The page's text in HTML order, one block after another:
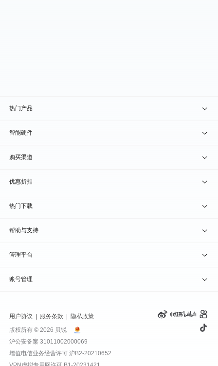
热门产品
贝锐向日葵 · 远程控制
贝锐蒲公英 · 异地组网
贝锐花生壳 · 动态域名
贝锐洋葱头 · 协作无间
智能硬件
贝锐向日葵硬件
贝锐蒲公英硬件
贝锐花生壳硬件
购买渠道
天猫旗舰店
京东旗舰店
优惠折扣
兑换码通道
教育公益折扣
热门下载
贝锐向日葵客户端
贝锐蒲公英客户端
贝锐花生壳客户端
帮助与支持
我要建议
我要投诉
钻石VIP
远程协助
管理平台
贝锐向日葵管理
贝锐花生壳管理
贝锐洋葱头管理
账号管理
账号信息
产品续费
用户协议 服务条款
隐私政策
版权所有 © 2026 贝锐
沪公安备案 31011002000069
增值电信业务经营许可沪B2-20210652